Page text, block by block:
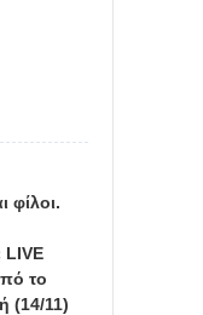
φίλοι.
το
(14/11)